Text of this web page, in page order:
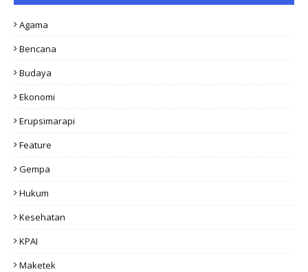
Agama
Bencana
Budaya
Ekonomi
Erupsimarapi
Feature
Gempa
Hukum
Kesehatan
KPAI
Maketek